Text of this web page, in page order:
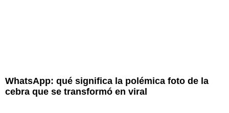
WhatsApp: qué significa la polémica foto de la
cebra que se transformó en viral